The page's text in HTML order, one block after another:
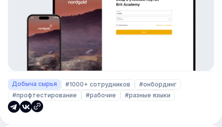
Добыча сырья #1000+ сотрудников
#онбординг
#профтестирование
#рабочие #разные языки